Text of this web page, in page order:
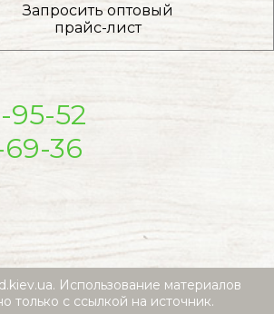
Запросить оптовый
прайс-лист
95-52
36
Использование материалов
только с ссылкой на источник.